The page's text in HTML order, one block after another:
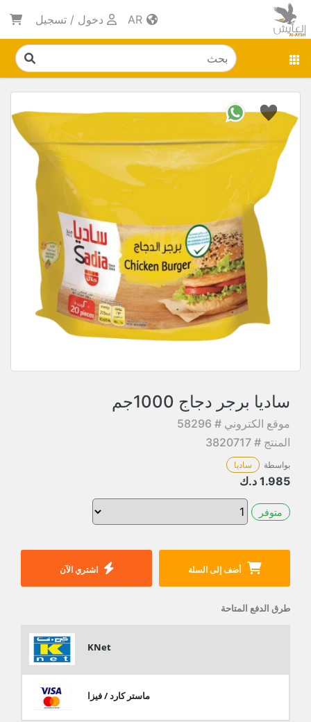
دخول / تسجيل
ساديا برجر دجاج 1000جم
موقع الكتروني # 58296
المنتج # 3820717
بواسطة ساديا
1.985 د.ك
متوفر
أضف إلى السلة اشتري الآن
طرق الدفع المتاحة
KNet
ماستر كارد / فيزا